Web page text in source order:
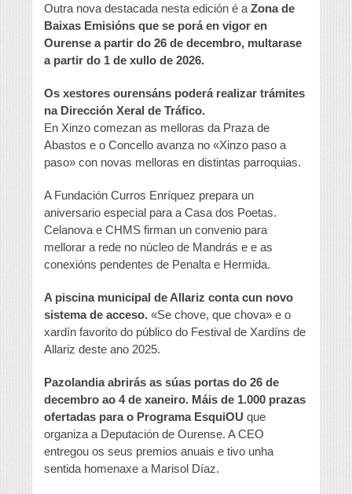
Outra nova destacada nesta edición é a Zona de
Baixas Emisións que se porá en vigor en
Ourense a partir do 26 de decembro, multarase
a partir do 1 de xullo de 2026.
Os xestores ourensáns poderá realizar trámites
na Dirección Xeral de Tráfico.
En Xinzo comezan as melloras da Praza de
Abastos e o Concello avanza no «Xinzo paso a
paso» con novas melloras en distintas parroquias.
A Fundación Curros Enríquez prepara un
aniversario especial para a Casa dos Poetas.
Celanova e CHMS firman un convenio para
mellorar a rede no núcleo de Mandrás e e as
conexións pendentes de Penalta e Hermida.
A piscina municipal de Allariz conta cun novo
sistema de acceso. «Se chove, que chova» e o
xardín favorito do público do Festival de Xardíns de
Allariz deste ano 2025.
Pazolandia abrirás as súas portas do 26 de
decembro ao 4 de xaneiro. Máis de 1.000 prazas
ofertadas para o Programa EsquiOU que
organiza a Deputación de Ourense. A CEO
entregou os seus premios anuais e tivo unha
sentida homenaxe a Marisol Díaz.